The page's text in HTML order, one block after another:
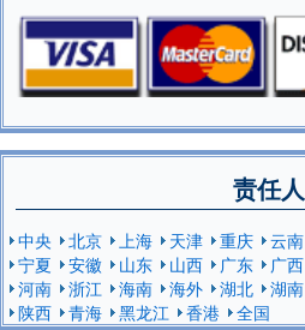
责任人
中央 北京 上海 天津 重庆 云南
宁夏
安徽 山东 山西 广东 广西
河南
浙江 海南 海外 湖北 湖南
陕西
青海 黑龙江 香港 全国